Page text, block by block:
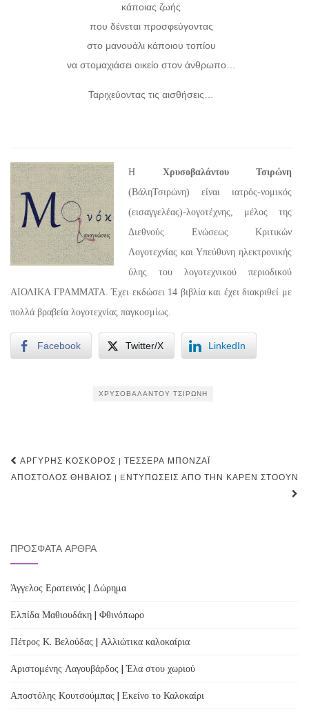
κάποιας ζωής
που δένεται προσφεύγοντας
στο μανουάλι κάποιου τοπίου
να στομαχιάσει οικείο στον άνθρωπο…
Ταριχεύοντας τις αισθήσεις…
Η Χρυσοβαλάντου Τσιρώνη
(ΒάληΤσιρώνη) είναι ιατρός-νομικός
(εισαγγελέας)-λογοτέχνης, μέλος της
Διεθνούς Ενώσεως Κριτικών
Λογοτεχνίας και Υπεύθυνη ηλεκτρονικής
ύλης του λογοτεχνικού περιοδικού
ΑΙΟΛΙΚΑ ΓΡΑΜΜΑΤΑ. Έχει εκδώσει 14 βιβλία και έχει διακριθεί με
πολλά βραβεία λογοτεχνίας παγκοσμίως.
Facebook Twitter/X LinkedIn
ΧΡΥΣΟΒΑΛΆΝΤΟΥ ΤΣΙΡΏΝΗ
Post
navigation
ΑΡΓΎΡΗΣ ΚΌΣΚΟΡΟΣ | ΤΈΣΣΕΡΑ ΜΠΟΝΖΆΙ
ΑΠΌΣΤΟΛΟΣ ΘΗΒΑΊΟΣ | EΝΤΥΠΏΣΕΙΣ ΑΠΌ ΤΗΝ ΚΆΡΕΝ ΣΤΌΟΥΝ
ΠΡΌΣΦΑΤΑ ΆΡΘΡΑ
Άγγελος Ερατεινός | Δώρημα
Ελπίδα Μαθιουδάκη | Φθινόπωρο
Πέτρος Κ. Βελούδας | Αλλιώτικα καλοκαίρια
Αριστομένης Λαγουβάρδος | Έλα στου χωριού
Αποστόλης Κουτσούμπας | Εκείνο το Καλοκαίρι